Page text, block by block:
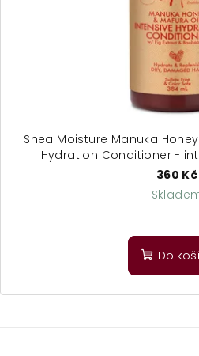
Shea Moisture Manuka
Hydration Conditioner -
360 Kč
z
Do